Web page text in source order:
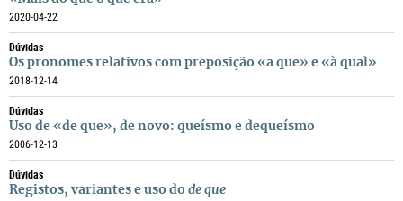
2020-04-22
Dúvidas
Os pronomes relativos com preposição «a que» e «à qual»
2018-12-14
Dúvidas
Uso de «de que», de novo: queísmo e dequeísmo
2006-12-13
Dúvidas
Registos, variantes e uso do de que